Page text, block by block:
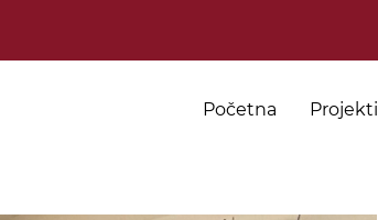
Početna Projekti